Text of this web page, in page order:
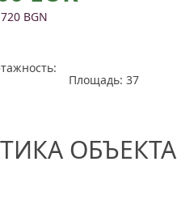
BGN
Площадь: 37
ОБЪЕКТА